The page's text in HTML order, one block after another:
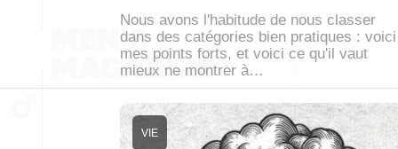
Nous avons l'habitude de nous classer
dans des catégories bien pratiques : voici
mes points forts, et voici ce qu'il vaut
mieux ne montrer à…
VIE